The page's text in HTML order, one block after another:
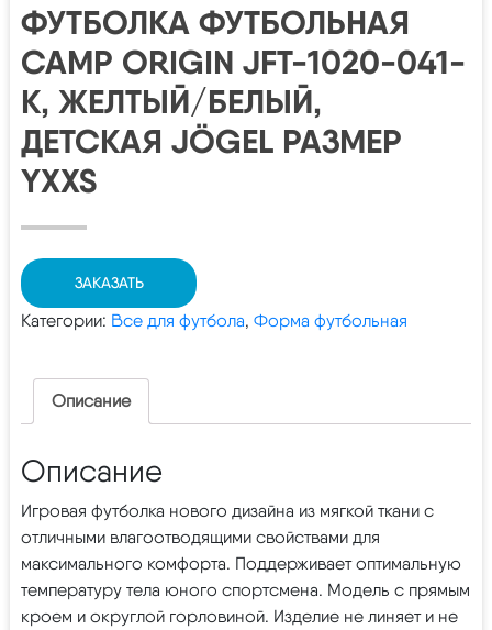
ФУТБОЛКА ФУТБОЛЬНАЯ
CAMP ORIGIN JFT-1020-041-
K, ЖЕЛТЫЙ/БЕЛЫЙ,
ДЕТСКАЯ JÖGEL РАЗМЕР
YXXS
ЗАКАЗАТЬ
Категории: Все для футбола, Форма футбольная
Описание
Описание
Игровая футболка нового дизайна из мягкой ткани с
отличными влагоотводящими свойствами для
максимального комфорта. Поддерживает оптимальную
температуру тела юного спортсмена. Модель с прямым
кроем и округлой горловиной. Изделие не линяет и не